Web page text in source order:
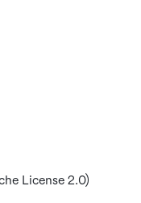
License 2.0)